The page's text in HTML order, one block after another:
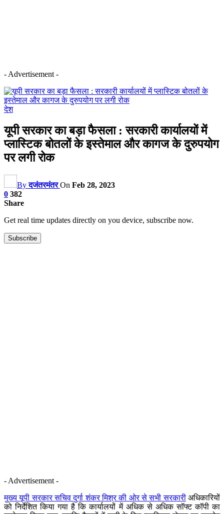
- Advertisement -
देश
यूपी सरकार का बड़ा फैसला : सरकारी कार्यालयों में
प्लास्टिक बोतलों के इस्तेमाल और कागज के दुरुपयोग
पर लगी रोक
Byदजंतरमंतर On Feb 28, 2023
0 382
Share
Get real time updates directly on you device, subscribe now.
Subscribe
- Advertisement -
मुख्य यूपी सरकार सचिव दुर्गा शंकर मिश्र की ओर से सभी सरकारीअधिकारियों
को निर्देशित किया गया है कि कार्यालयों में अधिक से अधिक सॉफ्ट कॉपी का